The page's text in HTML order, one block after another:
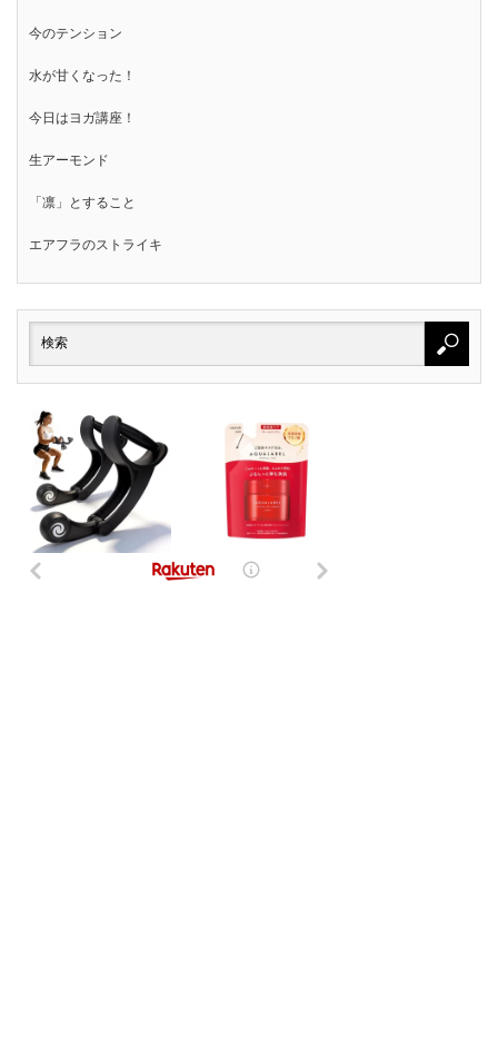
今のテンション
水が甘くなった！
今日はヨガ講座！
生アーモンド
「凛」とすること
エアフラのストライキ